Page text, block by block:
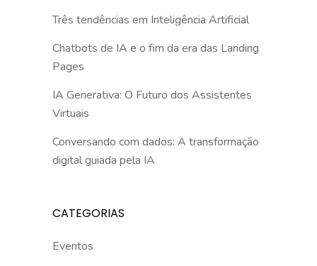
Três tendências em Inteligência Artificial
Chatbots de IA e o fim da era das Landing
Pages
IA Generativa: O Futuro dos Assistentes
Virtuais
Conversando com dados: A transformação
digital guiada pela IA
CATEGORIAS
Eventos